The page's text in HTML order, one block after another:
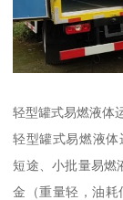
轻型罐式易燃液体
轻型罐式易燃液体
短途、小批量易燃
金（重量轻，油耗